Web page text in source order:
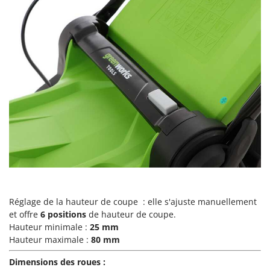
Pulvérisateurs
Pulvérisateurs portés
Rafraîchisseurs d'air par évaporation
Rampes de chargement en aluminium
Râpes à fromage électriques
Râteaux pour tracteur
Robots nettoyeurs de piscine
Robots Tondeuses
Rouleaux pour tracteur
S
Scies à os
Scies à Ruban
GRIFO
Hailo
Helvi
Henx
Honda
Il-Tec
Imperia
Infaco
Intec
Réglage de la hauteur de coupe : elle s'ajuste manuellement
et offre 6 positions de hauteur de coupe.
Hauteur minimale : 25 mm
Hauteur maximale : 80 mm
Dimensions des roues :